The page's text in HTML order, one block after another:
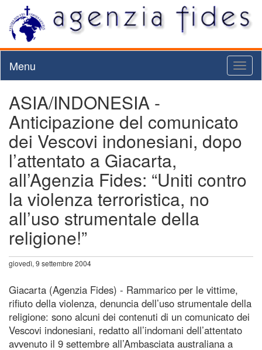
Menu
ASIA/INDONESIA -
Anticipazione del comunicato
dei Vescovi indonesiani, dopo
l’attentato a Giacarta,
all’Agenzia Fides: “Uniti contro
la violenza terroristica, no
all’uso strumentale della
religione!”
giovedì, 9 settembre 2004
Giacarta (Agenzia Fides) - Rammarico per le vittime,
rifiuto della violenza, denuncia dell’uso strumentale della
religione: sono alcuni dei contenuti di un comunicato dei
Vescovi indonesiani, redatto all’indomani dell’attentato
avvenuto il 9 settembre all’Ambasciata australiana a